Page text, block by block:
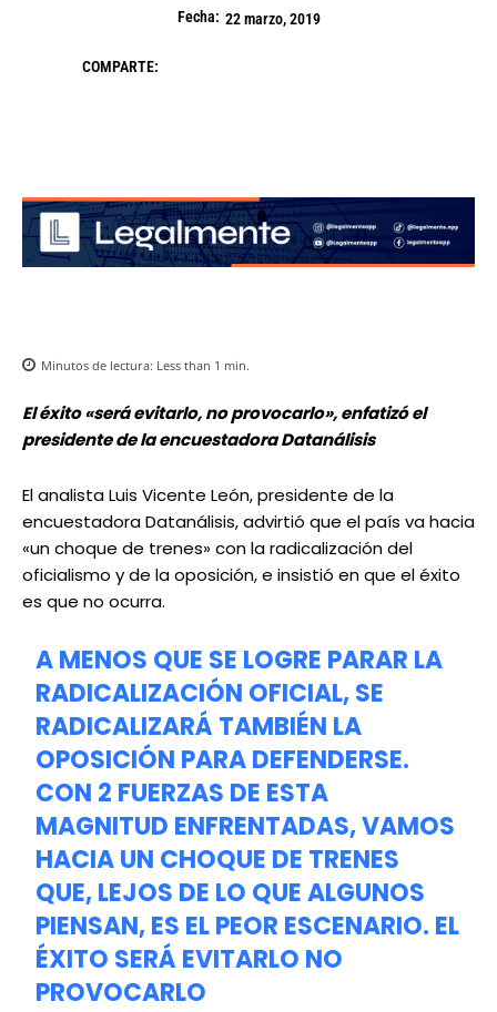
Fecha: 22 marzo, 2019
COMPARTE:
Minutos de lectura: Less than 1 min.
El éxito «será evitarlo, no provocarlo», enfatizó el
presidente de la encuestadora Datanálisis
El analista Luis Vicente León, presidente de la
encuestadora Datanálisis, advirtió que el país va hacia
«un choque de trenes» con la radicalización del
oficialismo y de la oposición, e insistió en que el éxito
es que no ocurra.
A MENOS QUE SE LOGRE PARAR LA
RADICALIZACIÓN OFICIAL, SE
RADICALIZARÁ TAMBIÉN LA
OPOSICIÓN PARA DEFENDERSE.
CON 2 FUERZAS DE ESTA
MAGNITUD ENFRENTADAS, VAMOS
HACIA UN CHOQUE DE TRENES
QUE, LEJOS DE LO QUE ALGUNOS
PIENSAN, ES EL PEOR ESCENARIO. EL
ÉXITO SERÁ EVITARLO NO
PROVOCARLO